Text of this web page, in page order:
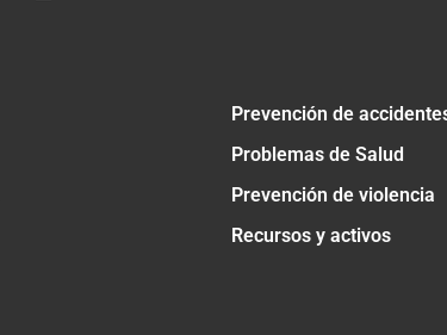
Prevención de
Problemas de Salud
Prevención de violencia
Recursos y activos